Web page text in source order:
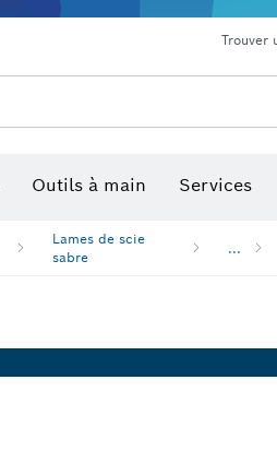
Trouver
Outils à main Services
Lames de scie
sabre
...